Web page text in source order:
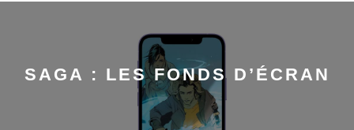
SAGA : LES FONDS D’ÉCRAN